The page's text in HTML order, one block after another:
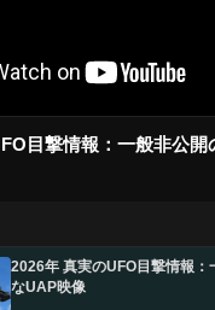
目撃情報：一般非公開
2026年 真実のUFO目撃情報：
なUAP映像